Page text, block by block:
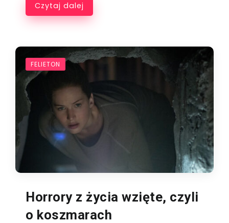
Czytaj dalej
FELIETON
Horrory z życia wzięte, czyli
o koszmarach